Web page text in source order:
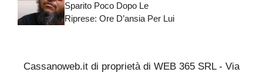
Sparito Poco Dopo Le
Riprese: Ore D’ansia Per Lui
Cassanoweb.it di proprietà di WEB 365 SRL - Via